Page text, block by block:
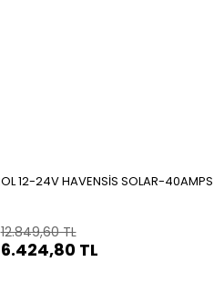
12-24V HAVENSİS SOLAR-40AMPS
12.849,60 TL
6.424,80 TL